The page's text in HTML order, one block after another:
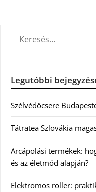
Legutóbbi
Szélvédőcsere
Tátratea Szlovákia
Arcápolási termékek:
és az életmód alapján?
Elektromos roller: